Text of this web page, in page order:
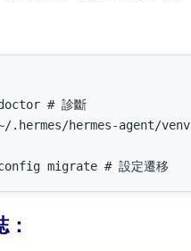
# 診斷
hermes-agent/venv
migrate # 設定遷移